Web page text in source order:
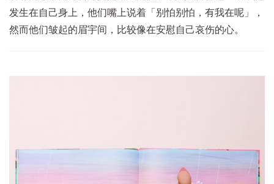
发生在自己身上，他们嘴上说着「别怕别怕，有我在呢」，
然而他们皱起的眉宇间，比较像在安慰自己哀伤的心。